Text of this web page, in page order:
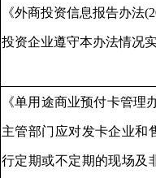
《外商投资信息报告办法
投资企业遵守本办法情况
《单用途商业预付卡管理
主管部门应对发卡企业和
行定期或不定期的现场及